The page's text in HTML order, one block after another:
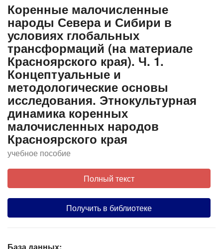
Коренные малочисленные
народы Севера и Сибири в
условиях глобальных
трансформаций (на материале
Красноярского края). Ч. 1.
Концептуальные и
методологические основы
исследования. Этнокультурная
динамика коренных
малочисленных народов
Красноярского края
учебное пособие
Полный текст
Получить в библиотеке
База данных: